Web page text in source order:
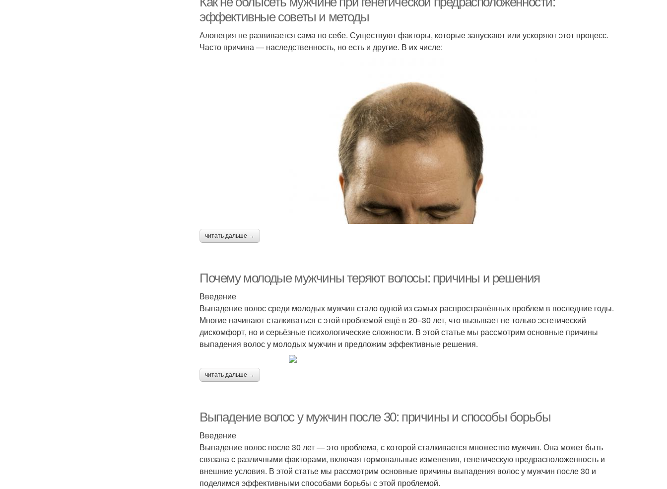
эффективные советы и методы
Алопеция не развивается сама по себе. Существуют факторы, которые запускают или ускоряют этот процесс.
Часто причина — наследственность, но есть и другие. В их числе:
читать дальше →
Почему молодые мужчины теряют волосы: причины и решения
Введение
Выпадение волос среди молодых мужчин стало одной из самых распространённых проблем в последние годы.
Многие начинают сталкиваться с этой проблемой ещё в 20–30 лет, что вызывает не только эстетический
дискомфорт, но и серьёзные психологические сложности. В этой статье мы рассмотрим основные причины
выпадения волос у молодых мужчин и предложим эффективные решения.
читать дальше →
Выпадение волос у мужчин после 30: причины и способы борьбы
Введение
Выпадение волос после 30 лет — это проблема, с которой сталкивается множество мужчин. Она может быть
связана с различными факторами, включая гормональные изменения, генетическую предрасположенность и
внешние условия. В этой статье мы рассмотрим основные причины выпадения волос у мужчин после 30 и
поделимся эффективными способами борьбы с этой проблемой.